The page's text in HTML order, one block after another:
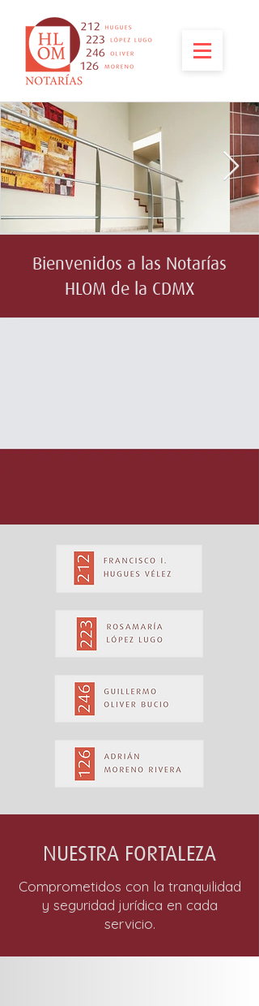
Bienvenidos a las Notarías
HLOM de la CDMX
NUESTRA FORTALEZA
Comprometidos con la tranquilidad
y seguridad jurídica en cada
servicio.